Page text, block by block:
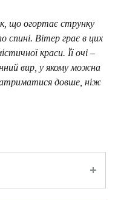
що огортає струнку
спині. Вітер грає в цих
краси. Її очі –
вир, у якому можна
довше, ніж